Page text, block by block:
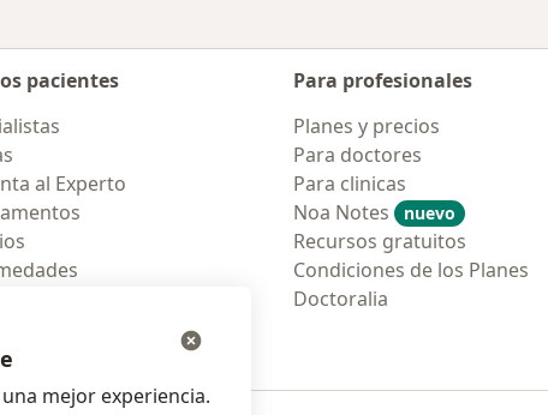
pacientes
al Experto
Para profesionales
Planes y precios
Para doctores
Para clinicas
Noa Notes
nuevo
Recursos gratuitos
Condiciones de los Planes
Doctoralia
mejor experiencia.